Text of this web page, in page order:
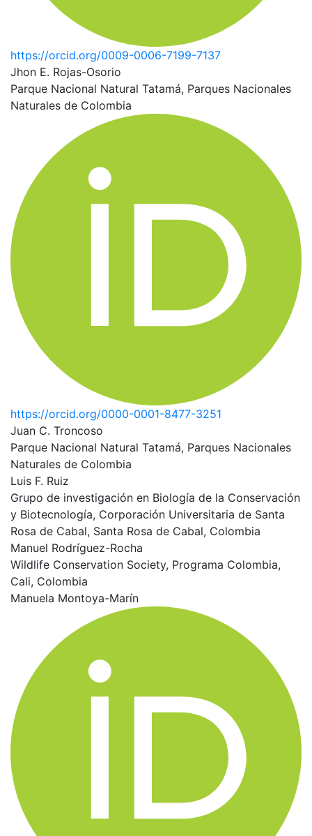
https://orcid.org/0009-0006-7199-7137
Jhon E. Rojas-Osorio
Parque Nacional Natural Tatamá, Parques Nacionales
Naturales de Colombia
https://orcid.org/0000-0001-8477-3251
Juan C. Troncoso
Parque Nacional Natural Tatamá, Parques Nacionales
Naturales de Colombia
Luis F. Ruiz
Grupo de investigación en Biología de la Conservación
y Biotecnología, Corporación Universitaria de Santa
Rosa de Cabal, Santa Rosa de Cabal, Colombia
Manuel Rodríguez-Rocha
Wildlife Conservation Society, Programa Colombia,
Cali, Colombia
Manuela Montoya-Marín